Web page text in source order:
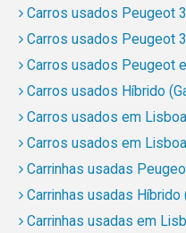
Carros usados Peugeot
Carros usados Peugeot
Carros usados Peugeot
Carros usados Híbrido
Carros usados em
Carros usados em Lisboa
Carrinhas usadas
Carrinhas usadas Híbrido
Carrinhas usadas em